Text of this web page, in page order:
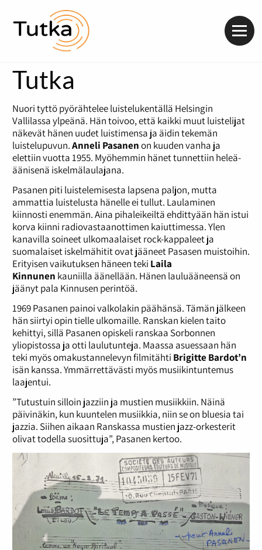
Tutka
Nuori tyttö pyörähtelee luistelukentällä Helsingin
Vallilassa ylpeänä. Hän toivoo, että kaikki muut luistelijat
näkevät hänen uudet luistimensa ja äidin tekemän
luistelupuvun.Anneli Pasanenon kuuden vanha ja
elettiin vuotta 1955. Myöhemmin hänet tunnettiin heleä-
äänisenä iskelmälaulajana.
Pasanen piti luistelemisesta lapsena paljon, mutta
ammattia luistelusta hänelle ei tullut. Laulaminen
kiinnosti enemmän. Aina pihaleikeiltä ehdittyään hän istui
korva kiinni radiovastaanottimen kaiuttimessa. Ylen
kanavilla soineet ulkomaalaiset rock-kappaleet ja
suomalaiset iskelmähitit ovat jääneet Pasasen muistoihin.
Erityisen vaikutuksen häneen teki Laila
Kinnunen kauniilla äänellään. Hänen lauluääneensä on
jäänyt pala Kinnusen perintöä.
1969 Pasanen painoi valkolakin päähänsä. Tämän jälkeen
hän siirtyi opin tielle ulkomaille. Ranskan kielen taito
kehittyi, sillä Pasanen opiskeli ranskaa Sorbonnen
yliopistossa ja otti laulutunteja. Maassa asuessaan hän
teki myös omakustannelevyn filmitähti Brigitte Bardot’n
isän kanssa. Ymmärrettävästi myös musiikintuntemus
laajentui.
”Tutustuin silloin jazziin ja mustien musiikkiin. Näinä
päivinäkin, kun kuuntelen musiikkia, niin se on bluesia tai
jazzia. Siihen aikaan Ranskassa mustien jazz-orkesterit
olivat todella suosittuja”, Pasanen kertoo.